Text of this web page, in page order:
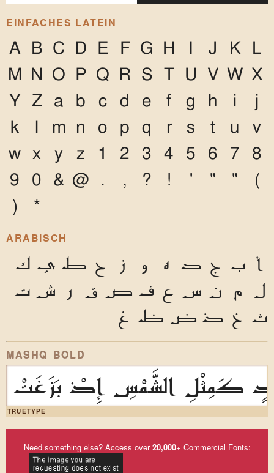
EINFACHES LATEIN
A B C D E F G H I J K L
M N O P Q R S T U V W X
Y Z a b c d e f g h i
j
k l m n o p q r s t u v
w x y z 1 2 3 4 5 6 7 8
9 0 & @ . , ? ! ' " " (
) *
ARABISCH
أ ب ج د ه و ز ح ط ي ك
ل م ن س ع ف ص ق ر ش ت
ث خ ذ ض ظ غ
MASHQ BOLD
كَمِثْلِ الشَّمْسِ إِذْ بَزَغَتْ
TRUETYPE
Need something else? Access over20,000+ Commercial Fonts: